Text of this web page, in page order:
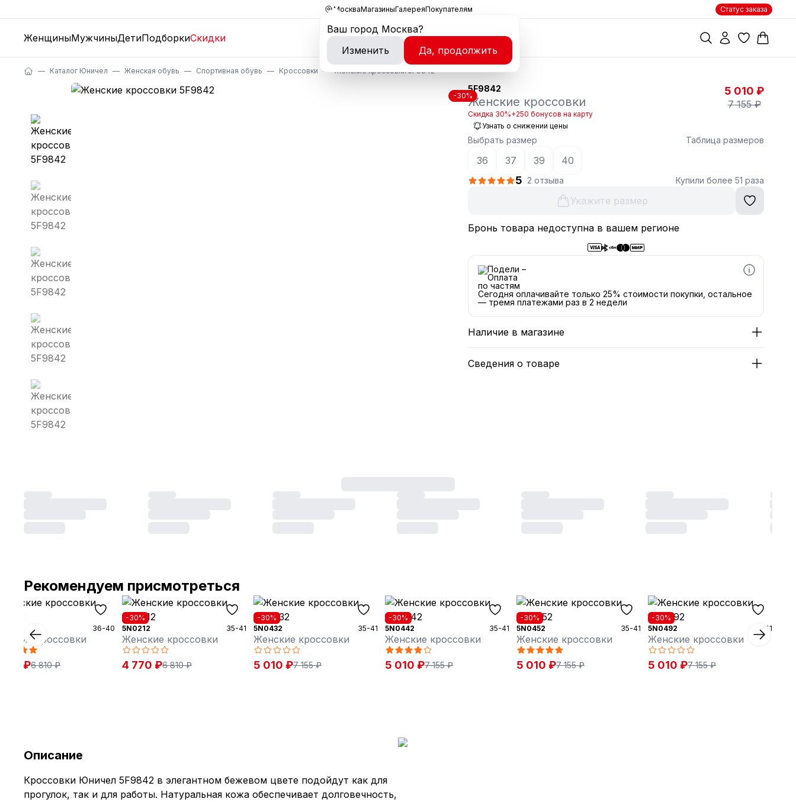
Москва
Ваш город Москва?
Изменить
Да, продолжить
МагазиныГалереяПокупателям Статус заказа
ЖенщиныМужчиныДетиПодборкиСкидки
Каталог Юничел Женская обувь Спортивная обувь Кроссовки Женские кроссовки 5F9842
-30% 5 010 ₽
7 155 ₽
5F9842
Женские кроссовки
Скидка 30%+250 бонусов на карту
Узнать о снижении цены
Выбрать размер Таблица размеров
36 37 39 40
5 2 отзыва Купили более 51 раза
Укажите размер
Бронь товара недоступна в вашем регионе
Сегодня оплачивайте только 25% стоимости покупки, остальное
— тремя платежами раз в 2 недели
Наличие в магазине
Сведения о товаре
Рекомендуем присмотреться
36-40
кроссовки
₽6 810 ₽
-30%
5N0212
35-41
Женские кроссовки
4 770 ₽6 810 ₽
-30%
5N0432
35-41
Женские кроссовки
5 010 ₽7 155 ₽
-30%
5N0442
35-41
Женские кроссовки
5 010 ₽7 155 ₽
-30%
5N0452
35-41
Женские кроссовки
5 010 ₽7 155 ₽
-30%
5N0492
35-41
Женские кроссовки
5 010 ₽7 155 ₽
Описание
Кроссовки Юничел 5F9842 в элегантном бежевом цвете подойдут как для
прогулок, так и для работы. Натуральная кожа обеспечивает долговечность,